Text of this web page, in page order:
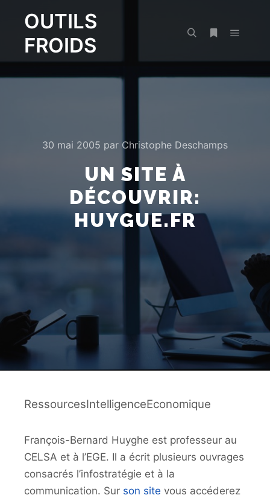
OUTILS
FROIDS
30 mai 2005 par Christophe Deschamps
UN SITE À
DÉCOUVRIR:
HUYGUE.FR
RessourcesIntelligenceEconomique
François-Bernard Huyghe est professeur au
CELSA et à l’EGE. Il a écrit plusieurs ouvrages
consacrés l’infostratégie et à la
communication. Sur son site vous accéderez